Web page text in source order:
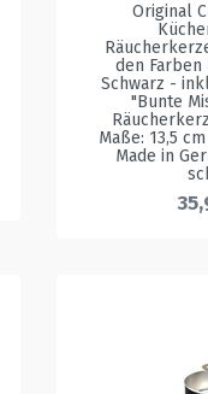
Original
den Farben
Schwarz -
"Bunte
Maße: 13,5
Made in